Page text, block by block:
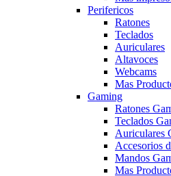
Perifericos
Ratones
Teclados
Auriculares
Altavoces
Webcams
Mas
Gaming
Ratones
Teclados
Auriculares
Accesorios
Mandos
Mas